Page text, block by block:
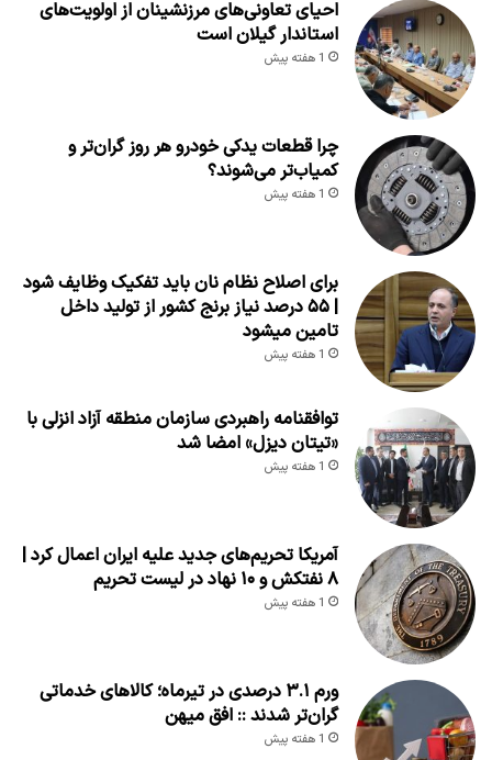
احیای تعاونی‌های مرزنشینان از اولویت‌های
استاندار گیلان است
1 هفته پیش
چرا قطعات یدکی خودرو هر روز گران‌تر و
کمیاب‌تر می‌شوند؟
1 هفته پیش
برای اصلاح نظام نان باید تفکیک وظایف شود
| ۵۵ درصد نیاز برنج کشور از تولید داخل
تامین میشود
1 هفته پیش
توافقنامه راهبردی سازمان منطقه آزاد انزلی با
«تیتان دیزل» امضا شد
1 هفته پیش
آمریکا تحریم‌های جدید علیه ایران اعمال کرد |
۸ نفتکش و ۱۰ نهاد در لیست تحریم
1 هفته پیش
ورم ۳.۱ درصدی در تیرماه؛ کالاهای خدماتی
گران‌تر شدند :: افق میهن
1 هفته پیش